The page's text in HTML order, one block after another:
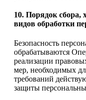
10. Порядок сбора,
видов обработки
Безопасность
обрабатываются
реализации
мер, необходимых
требований
защиты